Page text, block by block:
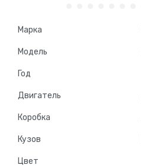
Марка
Модель
Год
Двигатель
Коробка
Кузов
Цвет